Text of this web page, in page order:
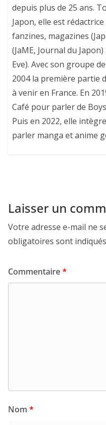
depuis plus de 25 ans.
Japon, elle est
fanzines, magazines
(JaME, Journal du
Eve). Avec son groupe
2004 la première partie
à venir en France. En
Café pour parler de
Puis en 2022, elle
parler manga et anime
Laisser un
Votre adresse e-mail ne
obligatoires sont
Commentaire*
Nom *